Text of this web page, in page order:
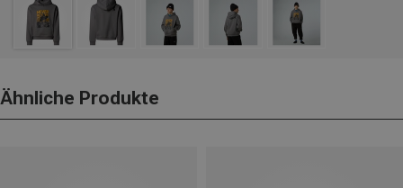
Ähnliche Produkte